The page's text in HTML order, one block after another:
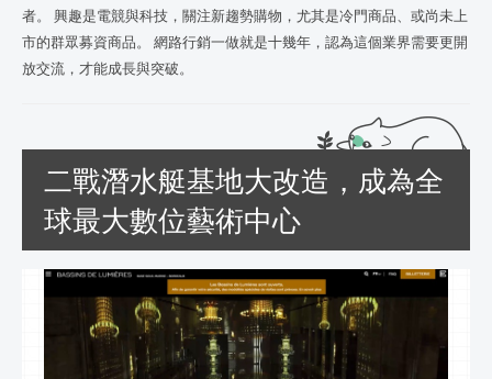
者。 興趣是電競與科技，關注新趨勢購物，尤其是冷門商品、或尚未上
市的群眾募資商品。 網路行銷一做就是十幾年，認為這個業界需要更開
放交流，才能成長與突破。
二戰潛水艇基地大改造，成為全
球最大數位藝術中心